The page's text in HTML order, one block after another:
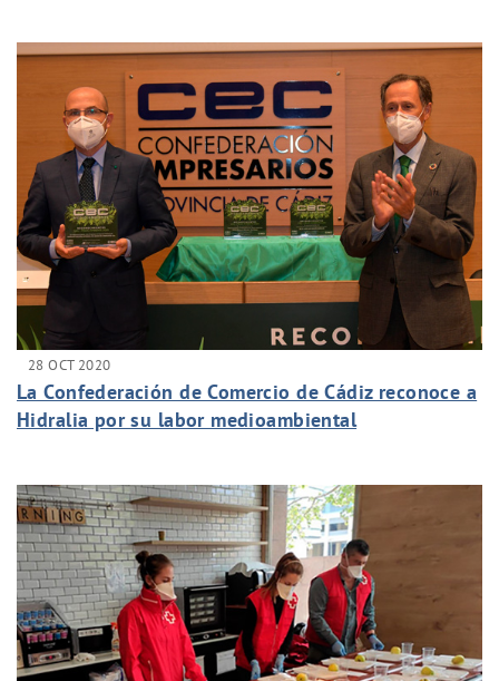
28 OCT 2020
La Confederación de Comercio de Cádiz reconoce a
Hidralia por su labor medioambiental